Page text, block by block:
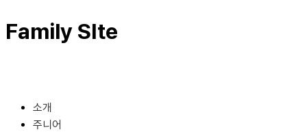
Family SIte
소개
주니어